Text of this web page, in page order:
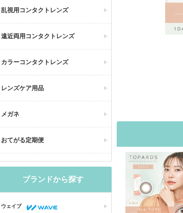
乱視用コンタクトレンズ
遠近両用コンタクトレンズ
カラーコンタクトレンズ
レンズケア用品
メガネ
おてがる定期便
ブランドから探す
ウェイブ